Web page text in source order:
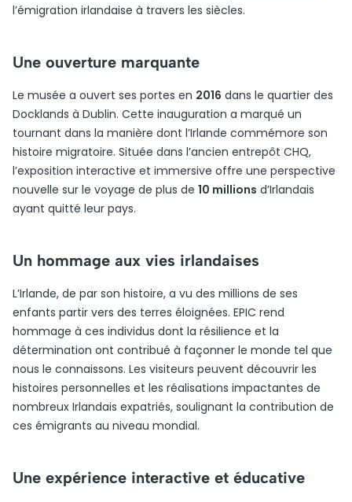
l’émigration irlandaise à travers les siècles.
Une ouverture marquante
Le musée a ouvert ses portes en 2016 dans le quartier des
Docklands à Dublin. Cette inauguration a marqué un
tournant dans la manière dont l’Irlande commémore son
histoire migratoire. Située dans l’ancien entrepôt CHQ,
l’exposition interactive et immersive offre une perspective
nouvelle sur le voyage de plus de 10 millions d’Irlandais
ayant quitté leur pays.
Un hommage aux vies irlandaises
L’Irlande, de par son histoire, a vu des millions de ses
enfants partir vers des terres éloignées. EPIC rend
hommage à ces individus dont la résilience et la
détermination ont contribué à façonner le monde tel que
nous le connaissons. Les visiteurs peuvent découvrir les
histoires personnelles et les réalisations impactantes de
nombreux Irlandais expatriés, soulignant la contribution de
ces émigrants au niveau mondial.
Une expérience interactive et éducative